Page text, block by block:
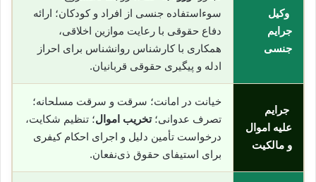
وکیل
جرایم
جنسی
سوءاستفاده جنسی از افراد و کودکان؛ ارائه
دفاع حقوقی با رعایت موازین اخلاقی،
همکاری با کارشناس روانشناس برای احراز
ادله و پیگیری حقوقی قربانیان.
جرایم
علیه اموال
و مالکیت
خیانت در امانت؛ سرقت و سرقت مسلحانه؛
تصرف عدوانی؛تخریب اموال؛ تنظیم شکایت،
درخواست تأمین دلیل و اجرای احکام کیفری
برای استیفای حقوق ذی‌نفعان.